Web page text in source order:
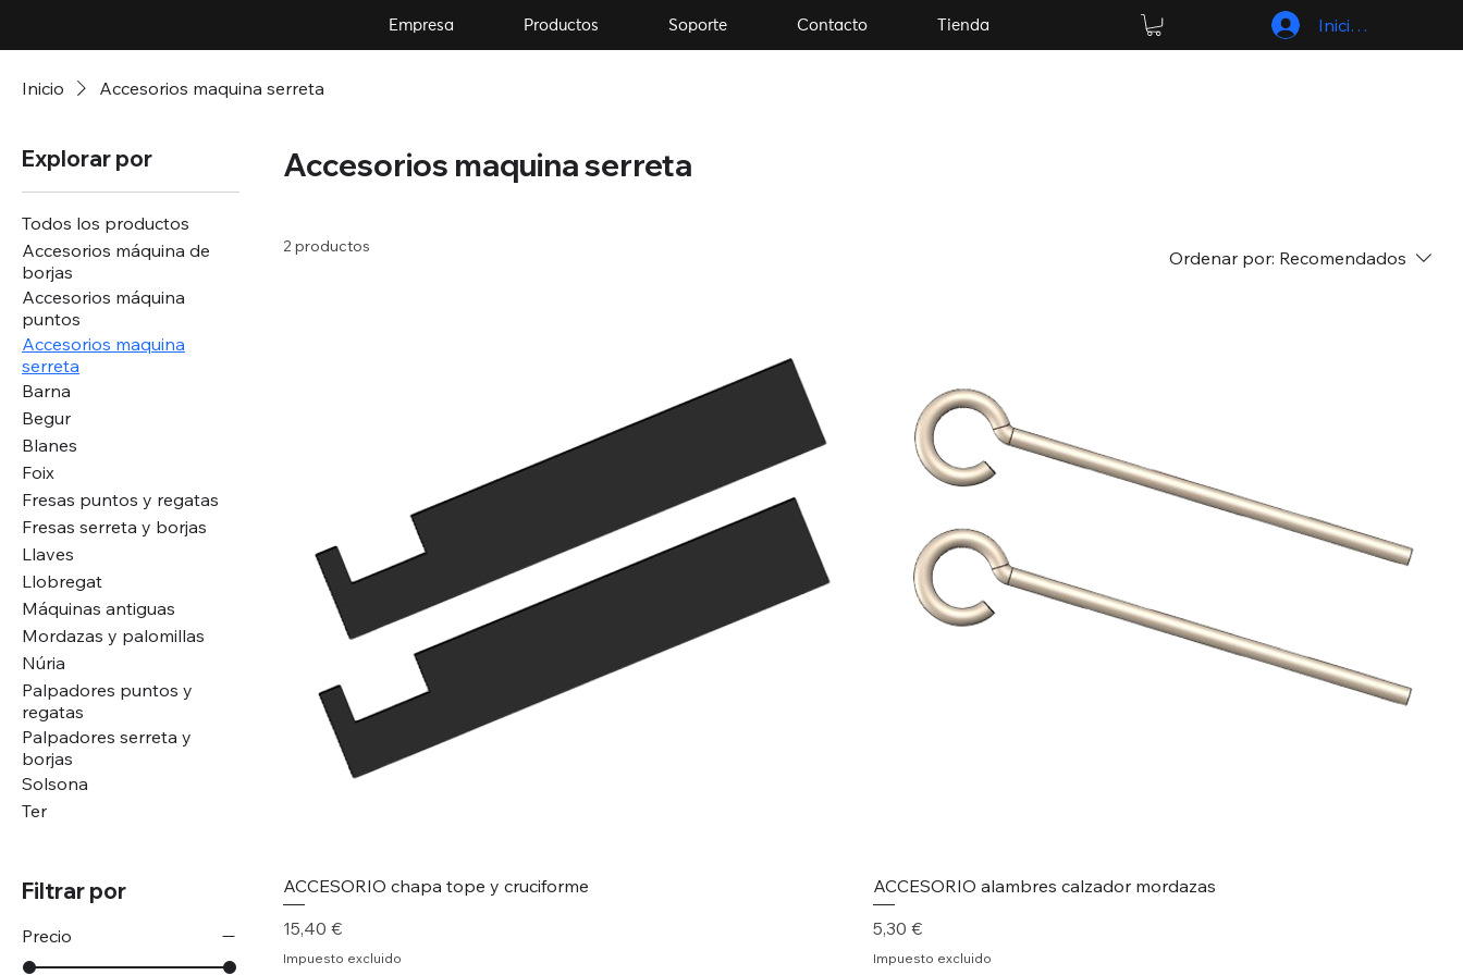
Empresa Productos Soporte Contacto Tienda Iniciar sesión
Inicio Accesorios maquina serreta
Explorar por
Todos los productos
Accesorios máquina de
borjas
Accesorios máquina
puntos
Accesorios maquina
serreta
Barna
Begur
Blanes
Foix
Fresas puntos y regatas
Fresas serreta y borjas
Llaves
Llobregat
Máquinas antiguas
Mordazas y palomillas
Núria
Palpadores puntos y
regatas
Palpadores serreta y
borjas
Solsona
Ter
Filtrar por
Precio
Accesorios maquina serreta
2 productos
Ordenar por: Recomendados
ACCESORIO chapa tope y cruciforme
Precio
15,40 €
Impuesto excluido
ACCESORIO alambres calzador mordazas
Precio
5,30 €
Impuesto excluido